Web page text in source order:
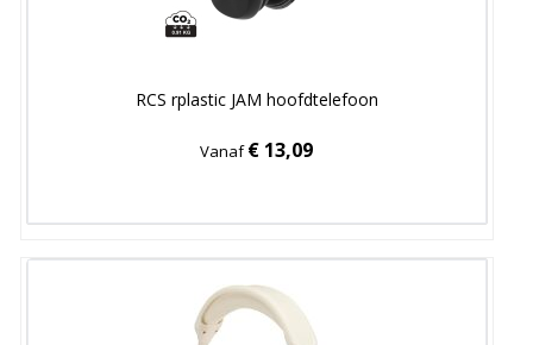
RCS rplastic JAM hoofdtelefoon
Vanaf€ 13,09